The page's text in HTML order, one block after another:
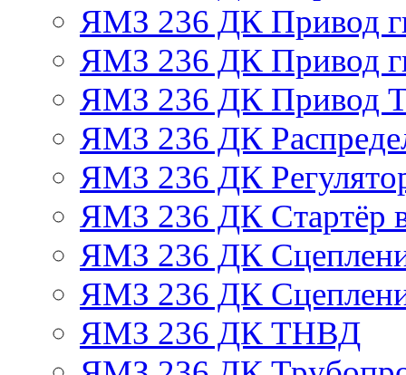
ЯМЗ 236 ДК Привод
ЯМЗ 236 ДК Привод
ЯМЗ 236 ДК Привод
ЯМЗ 236 ДК
ЯМЗ 236 ДК
ЯМЗ 236 ДК Стартёр
ЯМЗ 236 ДК
ЯМЗ 236 ДК
ЯМЗ 236 ДК ТНВД